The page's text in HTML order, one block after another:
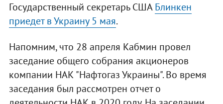
Государственный секретарь СШАБлинкен
приедет в Украину 5 мая.
Напомним, что 28 апреля Кабмин провел
заседание общего собрания акционеров
компании НАК "Нафтогаз Украины". Во время
заседания был рассмотрен отчет о